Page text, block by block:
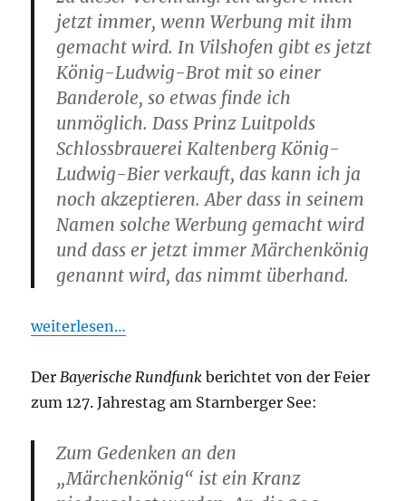
jetzt immer, wenn Werbung mit ihm
gemacht wird. In Vilshofen gibt es jetzt
König-Ludwig-Brot mit so einer
Banderole, so etwas finde ich
unmöglich. Dass Prinz Luitpolds
Schlossbrauerei Kaltenberg König-
Ludwig-Bier verkauft, das kann ich ja
noch akzeptieren. Aber dass in seinem
Namen solche Werbung gemacht wird
und dass er jetzt immer Märchenkönig
genannt wird, das nimmt überhand.
weiterlesen…
DerBayerische Rundfunk berichtet von der Feier
zum 127. Jahrestag am Starnberger See:
Zum Gedenken an den
„Märchenkönig“ ist ein Kranz